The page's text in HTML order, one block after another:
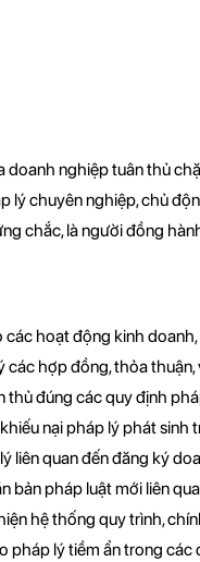
nghiệp tuân thủ
lý chuyên nghiệp, chủ
chắc, là người đồng
hoạt động kinh
các hợp đồng, thỏa thuận,
đúng các quy định
nại pháp lý phát sinh
liên quan đến đăng ký
bản pháp luật mới liên
hệ thống quy trình,
pháp lý tiềm ẩn trong các